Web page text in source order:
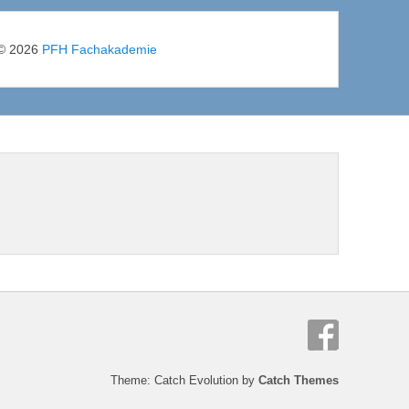
2026 PFH Fachakademie
Theme: Catch Evolution by Catch Themes